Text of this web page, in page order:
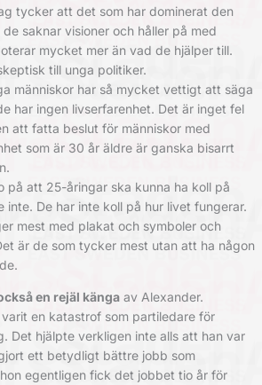
tycker att det som har dominerat den
saknar visioner och håller på med
mycket mer än vad de hjälper till.
till unga politiker.
människor har så mycket vettigt att säga
har ingen livserfarenhet. Det är inget fel
att fatta beslut för människor med
som är 30 år äldre är ganska bisarrt
på att 25-åringar ska kunna ha koll på
inte. De har inte koll på hur livet fungerar.
mest med plakat och symboler och
är de som tycker mest utan att ha någon
en rejäl kängaav Alexander.
en katastrof som partiledare för
Det hjälpte verkligen inte alls att han var
ett betydligt bättre jobb som
egentligen fick det jobbet tio år för